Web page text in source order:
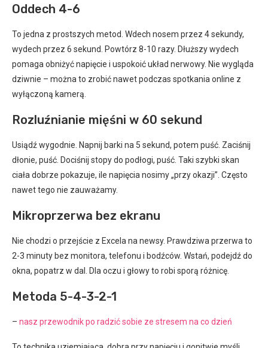
Oddech 4-6
To jedna z prostszych metod. Wdech nosem przez 4 sekundy,
wydech przez 6 sekund. Powtórz 8-10 razy. Dłuższy wydech
pomaga obniżyć napięcie i uspokoić układ nerwowy. Nie wygląda
dziwnie – można to zrobić nawet podczas spotkania online z
wyłączoną kamerą.
Rozluźnianie mięśni w 60 sekund
Usiądź wygodnie. Napnij barki na 5 sekund, potem puść. Zaciśnij
dłonie, puść. Dociśnij stopy do podłogi, puść. Taki szybki skan
ciała dobrze pokazuje, ile napięcia nosimy „przy okazji”. Często
nawet tego nie zauważamy.
Mikroprzerwa bez ekranu
Nie chodzi o przejście z Excela na newsy. Prawdziwa przerwa to
2-3 minuty bez monitora, telefonu i bodźców. Wstań, podejdź do
okna, popatrz w dal. Dla oczu i głowy to robi sporą różnicę.
Metoda 5-4-3-2-1
– nasz przewodnik po radzić sobie ze stresem na co dzień